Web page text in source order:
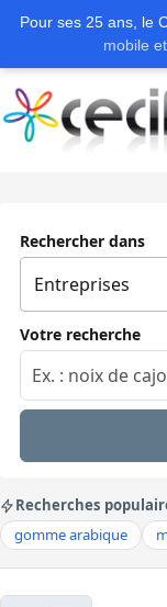
Pour ses 25 ans, le
mobile
Rechercher dans
Votre recherche
Recherches
gomme arabique